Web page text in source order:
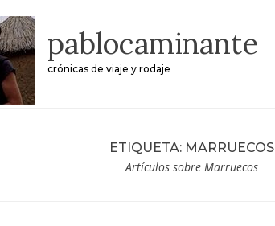
pablocaminante
crónicas de viaje y rodaje
ETIQUETA: MARRUECOS
Artículos sobre Marruecos